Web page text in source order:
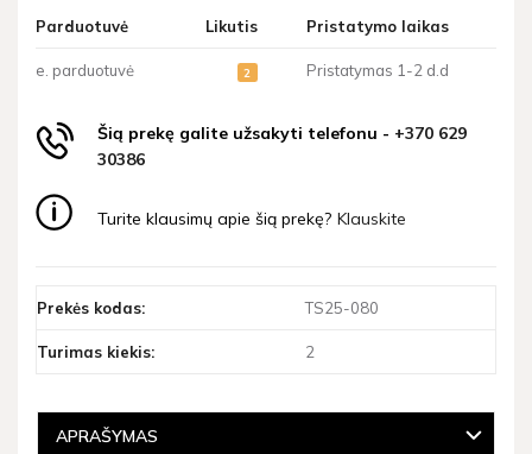
Parduotuvė Likutis Pristatymo laikas
e. parduotuvė 2 Pristatymas 1-2 d.d
Šią prekę galite užsakyti telefonu - +370 629
30386
Turite klausimų apie šią prekę? Klauskite
Prekės kodas: TS25-080
Turimas kiekis: 2
APRAŠYMAS